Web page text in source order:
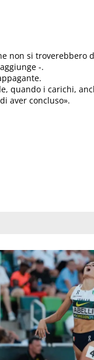
non si troverebbero
-.
quando i carichi,
aver concluso».